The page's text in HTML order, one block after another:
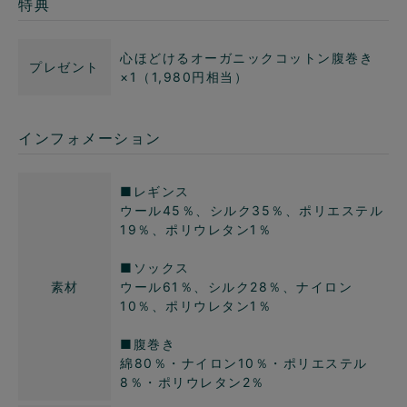
特典
プレゼント
心ほどけるオーガニックコットン腹巻き
×1（1,980円相当）
インフォメーション
素材
■レギンス
ウール45％、シルク35％、ポリエステル
19％、ポリウレタン1％
■ソックス
ウール61％、シルク28％、ナイロン
10％、ポリウレタン1％
■腹巻き
綿80％・ナイロン10％・ポリエステル
8％・ポリウレタン2％